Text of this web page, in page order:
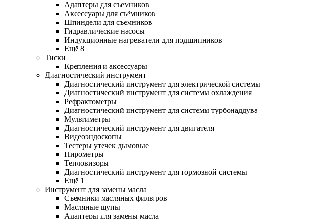
Адаптеры для съемников
Аксессуары для съёмников
Шпиндели для съемников
Гидравлические насосы
Индукционные нагреватели для подшипников
Ещё 8
Тиски
Крепления и аксессуары
Диагностический инструмент
Диагностический инструмент для электрической системы
Диагностический инструмент для системы охлаждения
Рефрактометры
Диагностический инструмент для системы турбонаддува
Мультиметры
Диагностический инструмент для двигателя
Видеоэндоскопы
Тестеры утечек дымовые
Пирометры
Тепловизоры
Диагностический инструмент для тормозной системы
Ещё 1
Инструмент для замены масла
Съемники масляных фильтров
Масляные щупы
Адаптеры для замены масла